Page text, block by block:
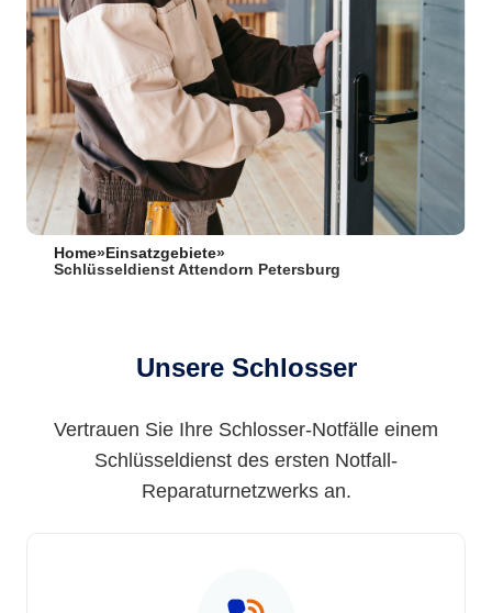
Home» Einsatzgebiete»
Schlüsseldienst Attendorn Petersburg
Unsere Schlosser
Vertrauen Sie Ihre Schlosser-Notfälle einem
Schlüsseldienst des ersten Notfall-
Reparaturnetzwerks an.